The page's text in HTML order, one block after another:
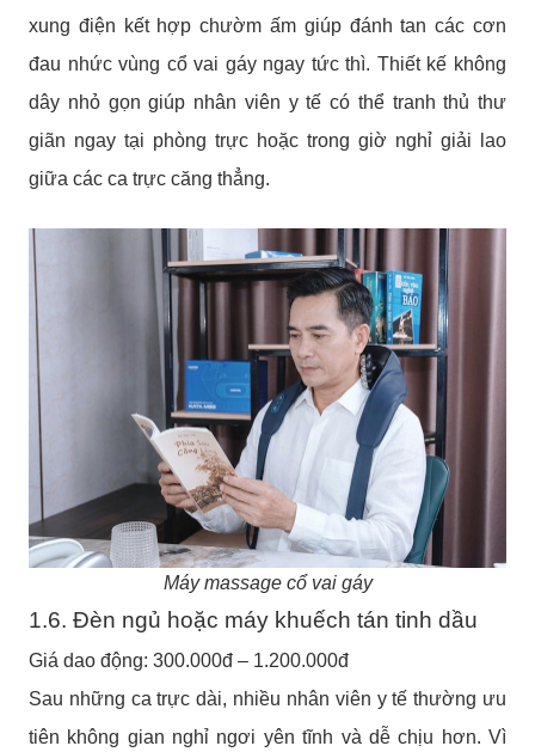
xung điện kết hợp chườm ấm giúp đánh tan các cơn
đau nhức vùng cổ vai gáy ngay tức thì. Thiết kế không
dây nhỏ gọn giúp nhân viên y tế có thể tranh thủ thư
giãn ngay tại phòng trực hoặc trong giờ nghỉ giải lao
giữa các ca trực căng thẳng.
Máy massage cổ vai gáy
1.6. Đèn ngủ hoặc máy khuếch tán tinh dầu
Giá dao động: 300.000đ – 1.200.000đ
Sau những ca trực dài, nhiều nhân viên y tế thường ưu
tiên không gian nghỉ ngơi yên tĩnh và dễ chịu hơn. Vì